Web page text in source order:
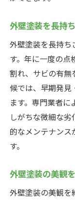
外壁塗装を長持
外壁塗装を長持ち
す。年に一度の点
割れ、サビの有無
候では、早期発見
ます。専門業者
しがちな微細な
的なメンテナンス
す。
外壁塗装の美観
外壁塗装の美観を